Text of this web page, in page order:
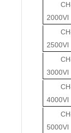
2000VI
2500VI
3000VI
4000VI
5000VI